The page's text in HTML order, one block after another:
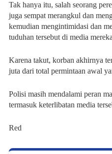
Tak hanya itu, salah seorang
juga sempat merangkul dan
kemudian mengintimidasi dan
tuduhan tersebut di media
Karena takut, korban akhirnya
juta dari total permintaan awal
Polisi masih mendalami peran
termasuk keterlibatan media
Red